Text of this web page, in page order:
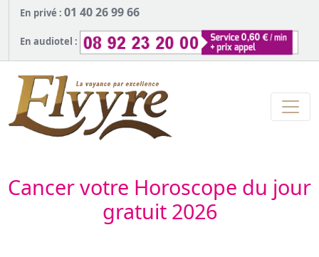
En privé : 01 40 26 99 66
En audiotel :
Cancer votre Horoscope du jour
gratuit 2026